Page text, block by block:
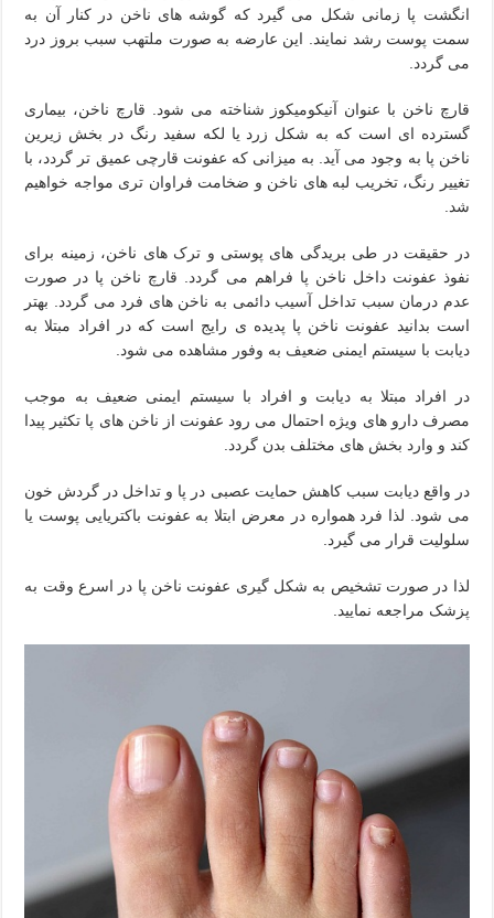
انگشت پا زمانی شکل می گیرد که گوشه های ناخن در کنار آن به
سمت پوست رشد نمایند. این عارضه به صورت ملتهب سبب بروز درد
می گردد.
قارچ ناخن با عنوان آنيكوميكوز شناخته می شود. قارچ ناخن، بیماری
گسترده ای است که به شکل زرد یا لکه سفید رنگ در بخش زیرین
ناخن پا به وجود می آید. به میزانی که عفونت قارچی عمیق تر گردد، با
تغییر رنگ، تخریب لبه های ناخن و ضخامت فراوان تری مواجه خواهیم
شد.
در حقیقت در طی بریدگی های پوستی و ترک های ناخن، زمینه برای
نفوذ عفونت داخل ناخن پا فراهم می گردد. قارچ ناخن پا در صورت
عدم درمان سبب تداخل آسیب دائمی به ناخن های فرد می گردد. بهتر
است بدانید عفونت ناخن پا پدیده ی رایج است که در افراد مبتلا به
دیابت با سیستم ایمنی ضعیف به وفور مشاهده می شود.
در افراد مبتلا به دیابت و افراد با سیستم ایمنی ضعیف به موجب
مصرف دارو های ویژه احتمال می رود عفونت از ناخن های پا تکثیر پیدا
کند و وارد بخش های مختلف بدن گردد.
در واقع دیابت سبب کاهش حمایت عصبی در پا و تداخل در گردش خون
می شود. لذا فرد همواره در معرض ابتلا به عفونت باکتریایی پوست یا
سلولیت قرار می گیرد.
لذا در صورت تشخیص به شکل گیری عفونت ناخن پا در اسرع وقت به
پزشک مراجعه نمایید.